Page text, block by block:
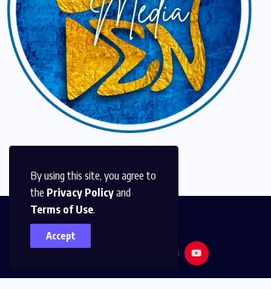
By using this site, you agree to
the Privacy Policyand
Terms of Use.
Accept